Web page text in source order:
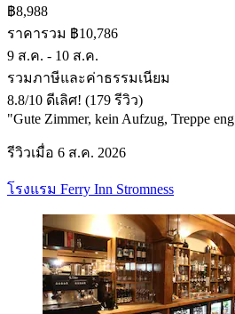
฿8,988
ราคารวม ฿10,786
9 ส.ค. - 10 ส.ค.
รวมภาษีและค่าธรรมเนียม
8.8/10 ดีเลิศ! (179 รีวิว)
"Gute Zimmer, kein Aufzug, Treppe
รีวิวเมื่อ 6 ส.ค. 2026
โรงแรม Ferry Inn Stromness